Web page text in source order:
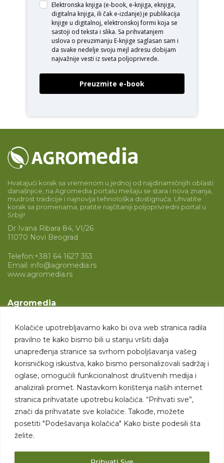
Kolačiće upotrebljavamo kako bi ova web stranica radila
pravilno te kako bismo bili u stanju vršiti dalja
unapređenja stranice sa svrhom poboljšavanja vašeg
korisničkog iskustva, kako bismo personalizovali sadržaj i
oglase, omogućili funkcionalnost društvenih medija i
analizirali promet. Nastavkom korištenja naših internet
stranica prihvatate upotrebu kolačića. “Prihvati sve”,
znači da prihvatate sve kolačiće. Takođe, možete
posetiti "Podešavanja kolačića" Kako biste podesili šta
želite.
Elektronska knjiga (e-book, e-knjiga, eknjiga,
digitalna knjiga, ili čak e-izdanje) je publikacija
knjige u digitalnoj, elektronskoj formi koja se
sastoji od teksta i slika. Sa prihvatanjem
uslova o preuzimanju E-knjige saglasan sam i
da svake nedelje svoju mejl adresu dobijam
najvažnije vesti iz sveta poljoprivrede.
Preuzmite e-book
Hvatajući korak sa vremenom u jednoj od najdinamičnijih oblasti
današnjice, na Agromedia portalu mešaju se stara i nova znanja,
mudrost tradicije i najnovija tehnološka dostignuća. Uhvatite
korak sa promenama, pratite najčitaniji poljoprivredni portal u
Srbiji!
Dr Ivana Ribara 84, VI/26
11070 Novi Beograd
Telefon:+381 64 1627 353
Email: info@agromedia.rs
www.agromedia.rs
Agromedia
Svet poljoprivrede
Marketing usluge
Tražimo saradnike
Kontakt